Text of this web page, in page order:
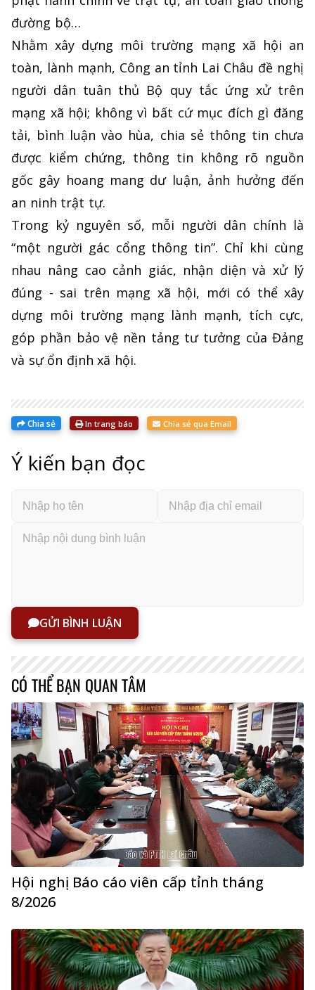
đường bộ…
Nhằm xây dựng môi trường mạng xã hội an
toàn, lành mạnh, Công an tỉnh Lai Châu đề nghị
người dân tuân thủ Bộ quy tắc ứng xử trên
mạng xã hội; không vì bất cứ mục đích gì đăng
tải, bình luận vào hùa, chia sẻ thông tin chưa
được kiểm chứng, thông tin không rõ nguồn
gốc gây hoang mang dư luận, ảnh hưởng đến
an ninh trật tự.
Trong kỷ nguyên số, mỗi người dân chính là
“một người gác cổng thông tin”. Chỉ khi cùng
nhau nâng cao cảnh giác, nhận diện và xử lý
đúng - sai trên mạng xã hội, mới có thể xây
dựng môi trường mạng lành mạnh, tích cực,
góp phần bảo vệ nền tảng tư tưởng của Đảng
và sự ổn định xã hội.
Chia sẻ In trang báo Chia sẻ qua Email
Ý kiến bạn đọc
GỬI BÌNH LUẬN
CÓ THỂ BẠN QUAN TÂM
Hội nghị Báo cáo viên cấp tỉnh tháng
8/2026